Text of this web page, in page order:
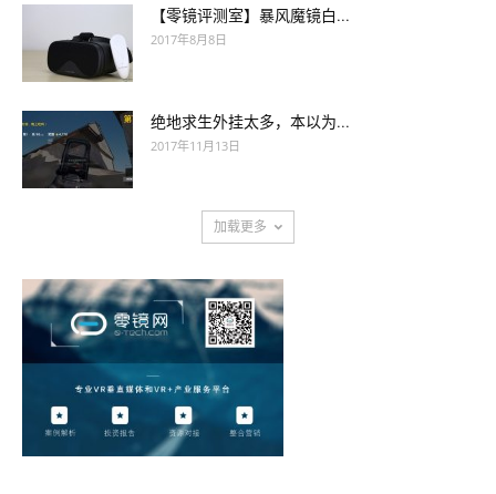
【零镜评测室】暴风魔镜白...
2017年8月8日
绝地求生外挂太多，本以为...
2017年11月13日
加载更多